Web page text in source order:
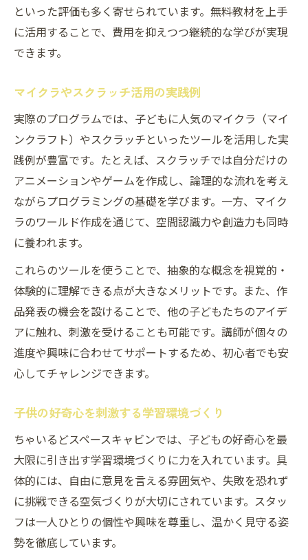
といった評価も多く寄せられています。無料教材を上手
に活用することで、費用を抑えつつ継続的な学びが実現
できます。
マイクラやスクラッチ活用の実践例
実際のプログラムでは、子どもに人気のマイクラ（マイ
ンクラフト）やスクラッチといったツールを活用した実
践例が豊富です。たとえば、スクラッチでは自分だけの
アニメーションやゲームを作成し、論理的な流れを考え
ながらプログラミングの基礎を学びます。一方、マイク
ラのワールド作成を通じて、空間認識力や創造力も同時
に養われます。
これらのツールを使うことで、抽象的な概念を視覚的・
体験的に理解できる点が大きなメリットです。また、作
品発表の機会を設けることで、他の子どもたちのアイデ
アに触れ、刺激を受けることも可能です。講師が個々の
進度や興味に合わせてサポートするため、初心者でも安
心してチャレンジできます。
子供の好奇心を刺激する学習環境づくり
ちゃいるどスペースキャビンでは、子どもの好奇心を最
大限に引き出す学習環境づくりに力を入れています。具
体的には、自由に意見を言える雰囲気や、失敗を恐れず
に挑戦できる空気づくりが大切にされています。スタッ
フは一人ひとりの個性や興味を尊重し、温かく見守る姿
勢を徹底しています。